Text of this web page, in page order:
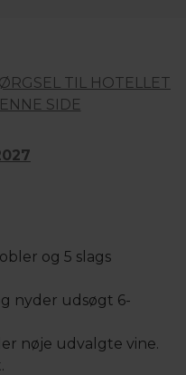
TIL HOTELLET
SIDE
og 5 slags
nyder udsøgt 6-
nøje udvalgte vine.